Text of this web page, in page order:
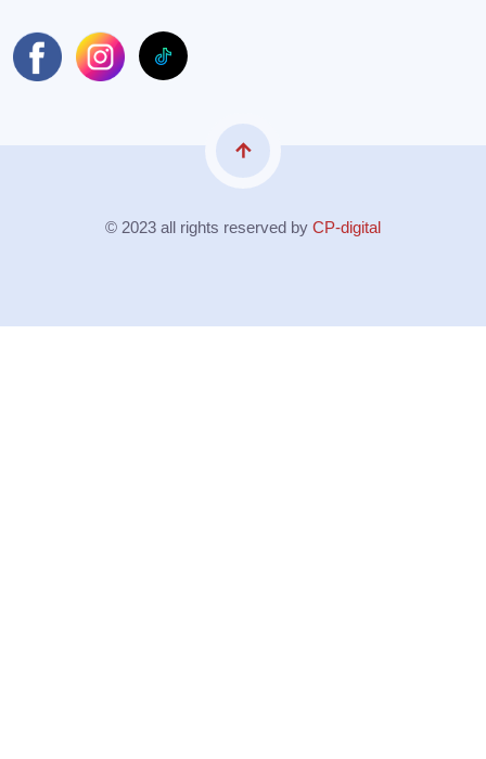
© 2023 all rights reserved by CP-digital
arrow_upward